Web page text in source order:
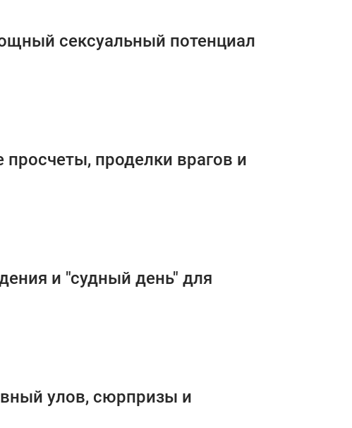
сексуальный потенциал
просчеты, проделки врагов и
и "судный день" для
улов, сюрпризы и